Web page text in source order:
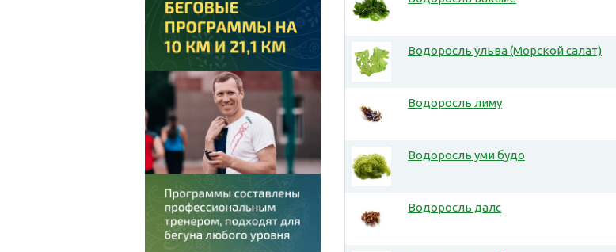
Водоросль ульва (Морской салат)
Водоросль лиму
Водоросль уми будо
Водоросль далс